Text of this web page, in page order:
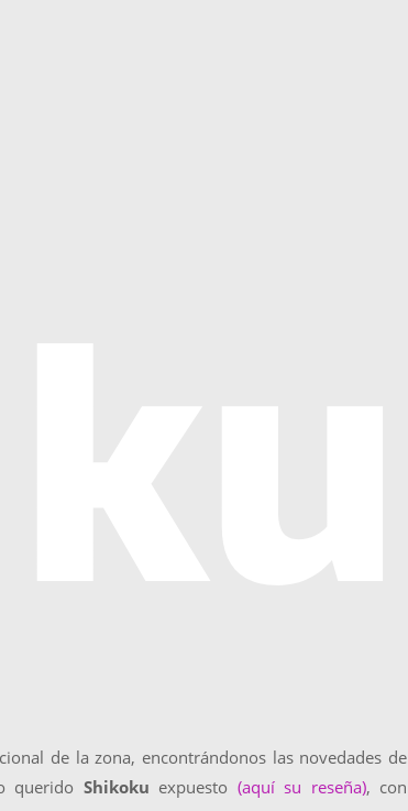
de la zona, encontrándonos las novedades de
querido Shikoku expuesto (aquí su reseña), con